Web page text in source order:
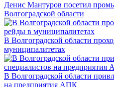
Денис Мантуров посетил
Волгоградской области
В Волгоградской области
муниципалитетах
В Волгоградской области
на предприятия АПК